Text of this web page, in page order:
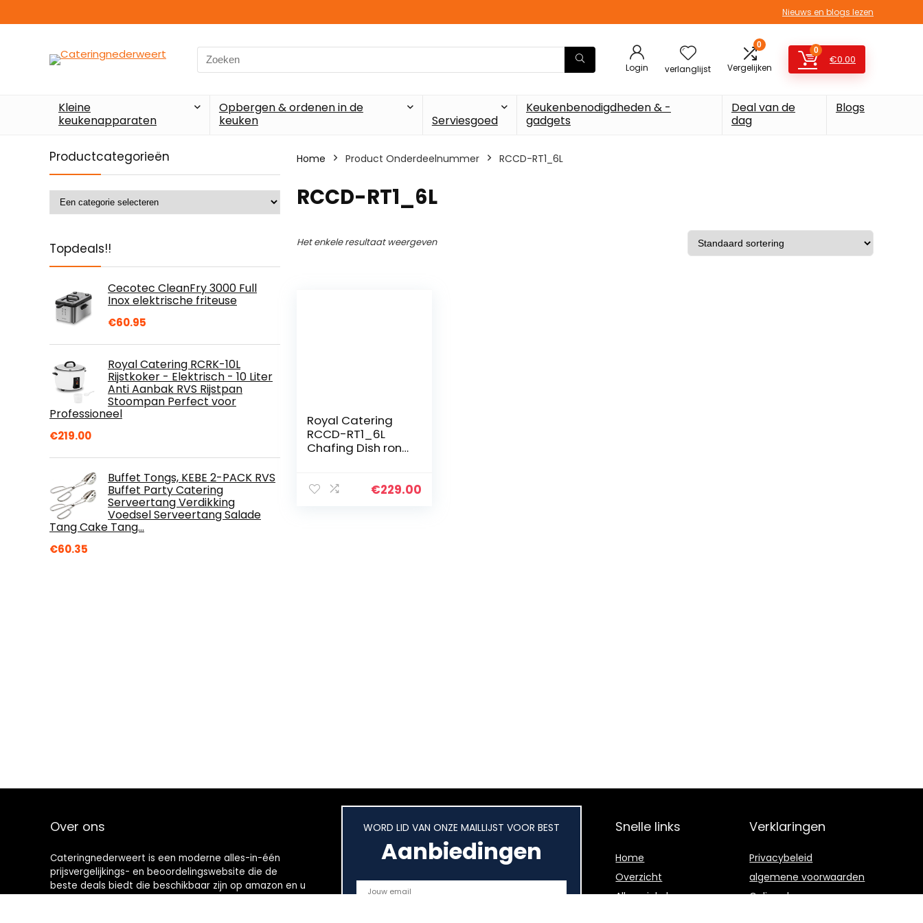
Nieuws en blogs lezen
Search
for:
Login verlanglijst
0
Vergelijken
0
€0.00
Kleine
keukenapparaten
Opbergen & ordenen in de
keuken
Serviesgoed
Keukenbenodigdheden & -
gadgets
Deal van de
dag
Blogs
Productcategorieën
Topdeals!!
Cecotec CleanFry 3000 Full
Inox elektrische friteuse
€60.95
Royal Catering RCRK-10L
Rijstkoker - Elektrisch - 10 Liter
Anti Aanbak RVS Rijstpan
Stoompan Perfect voor
Professioneel
€219.00
Buffet Tongs, KEBE 2-PACK RVS
Buffet Party Catering
Serveertang Verdikking
Voedsel Serveertang Salade
Tang Cake Tang…
€60.35
Home Product Onderdeelnummer ‎RCCD-RT1_6L
‎RCCD-RT1_6L
Het enkele resultaat weergeven
Royal Catering
RCCD-RT1_6L
Chafing Dish rond
ner Rechaud
€229.00
Over ons
Cateringnederweert is een moderne alles-in-één
prijsvergelijkings- en beoordelingswebsite die de
beste deals biedt die beschikbaar zijn op amazon en u
WORD LID VAN ONZE MAILLIJST VOOR BEST
Aanbiedingen
Snelle links
Home
Overzicht
Alles winkelen
Verklaringen
Privacybeleid
algemene voorwaarden
Gelieerde